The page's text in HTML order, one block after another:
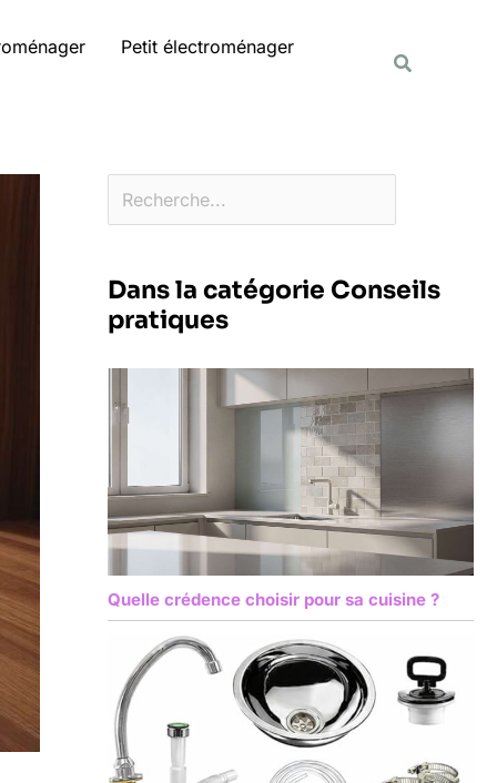
Petit électroménager
Dans la catégorie Conseils
pratiques
Quelle crédence choisir pour sa cuisine ?